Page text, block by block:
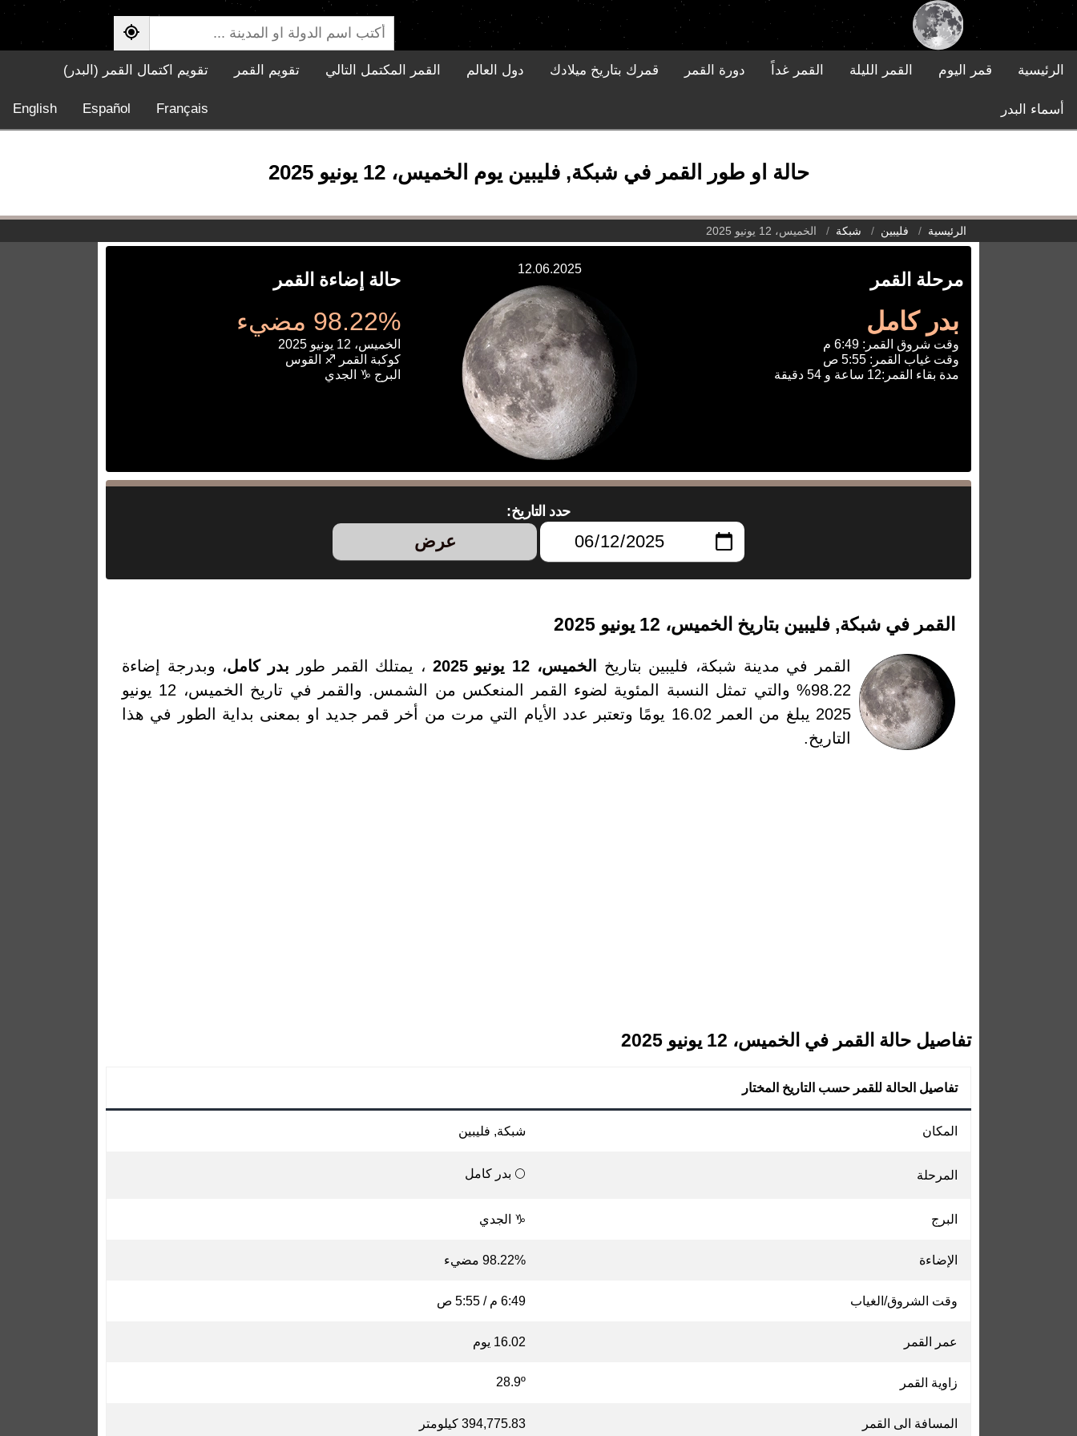
الرئيسية قمر اليوم القمر الليلة القمر غداً دورة القمر قمرك بتاريخ ميلادك دول العالم القمر المكتمل التالي تقويم القمر تقويم اكتمال القمر (البدر)
أسماء البدر English Español Français
حالة او طور القمر في شبكة, فليبين يوم الخميس، 12 يونيو 2025
الرئيسية فليبين شبكة الخميس، 12 يونيو 2025
مرحلة القمر
بدر كامل
وقت شروق القمر: 6:49 م
وقت غياب القمر: 5:55 ص
مدة بقاء القمر:12 ساعة و 54 دقيقة
12.06.2025
حالة إضاءة القمر
98.22% مضيء
الخميس، 12 يونيو 2025
كوكبة القمر ♐ القوس
البرج ♑ الجدي
حدد التاريخ:
عرض
القمر في شبكة, فليبين بتاريخ الخميس، 12 يونيو 2025
القمر في مدينة شبكة، فليبين بتاريخ الخميس، 12 يونيو 2025 ، يمتلك القمر طور بدر كامل، وبدرجة إضاءة
98.22% والتي تمثل النسبة المئوية لضوء القمر المنعكس من الشمس. والقمر في تاريخ الخميس، 12 يونيو
2025 يبلغ من العمر 16.02 يومًا وتعتبر عدد الأيام التي مرت من أخر قمر جديد او بمعنى بداية الطور في هذا
التاريخ.
تفاصيل حالة القمر في الخميس، 12 يونيو 2025
تفاصيل الحالة للقمر حسب التاريخ المختار
المكان شبكة, فليبين
المرحلة 🌕 بدر كامل
البرج ♑ الجدي
الإضاءة 98.22% مضيء
وقت الشروق/الغياب 6:49 م / 5:55 ص
عمر القمر 16.02 يوم
زاوية القمر 28.9º
المسافة الى القمر 394,775.83 كيلومتر